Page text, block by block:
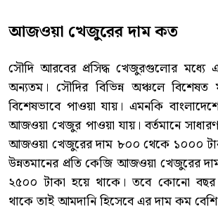
আজওয়া খেজুরের দাম কত
সৌদি আরবের প্রসিদ্ধ খেজুরগুলোর
অন্যতম। সৌদির বিভিন্ন অঞ্চলে
বিশেষভাবে পাওয়া যায়। এমনকি
আজওয়া খেজুর পাওয়া যায়। বর্তমানে
আজওয়া খেজুরের দাম ৮০০ থেকে ১০০০
উন্নতমানের প্রতি কেজি আজওয়া খেজুরের
২৫০০ টাকা হয়ে থাকে। তবে কোনো
থাকে তাই আমদানি হিসেবে এর দাম কম